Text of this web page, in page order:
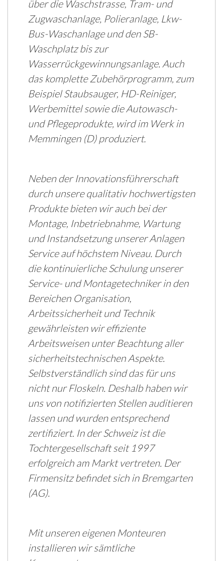
über die Waschstrasse, Tram- und
Zugwaschanlage, Polieranlage, Lkw-
Bus-Waschanlage und den SB-
Waschplatz bis zur
Wasserrückgewinnungsanlage. Auch
das komplette Zubehörprogramm, zum
Beispiel Staubsauger, HD-Reiniger,
Werbemittel sowie die Autowasch-
und Pflegeprodukte, wird im Werk in
Memmingen (D) produziert.
Neben der Innovationsführerschaft
durch unsere qualitativ hochwertigsten
Produkte bieten wir auch bei der
Montage, Inbetriebnahme, Wartung
und Instandsetzung unserer Anlagen
Service auf höchstem Niveau. Durch
die kontinuierliche Schulung unserer
Service- und Montagetechniker in den
Bereichen Organisation,
Arbeitssicherheit und Technik
gewährleisten wir effiziente
Arbeitsweisen unter Beachtung aller
sicherheitstechnischen Aspekte.
Selbstverständlich sind das für uns
nicht nur Floskeln. Deshalb haben wir
uns von notifizierten Stellen auditieren
lassen und wurden entsprechend
zertifiziert. In der Schweiz ist die
Tochtergesellschaft seit 1997
erfolgreich am Markt vertreten. Der
Firmensitz befindet sich in Bremgarten
(AG).
Mit unseren eigenen Monteuren
installieren wir sämtliche